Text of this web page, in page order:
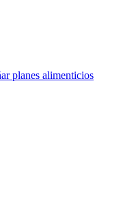
planes alimenticios